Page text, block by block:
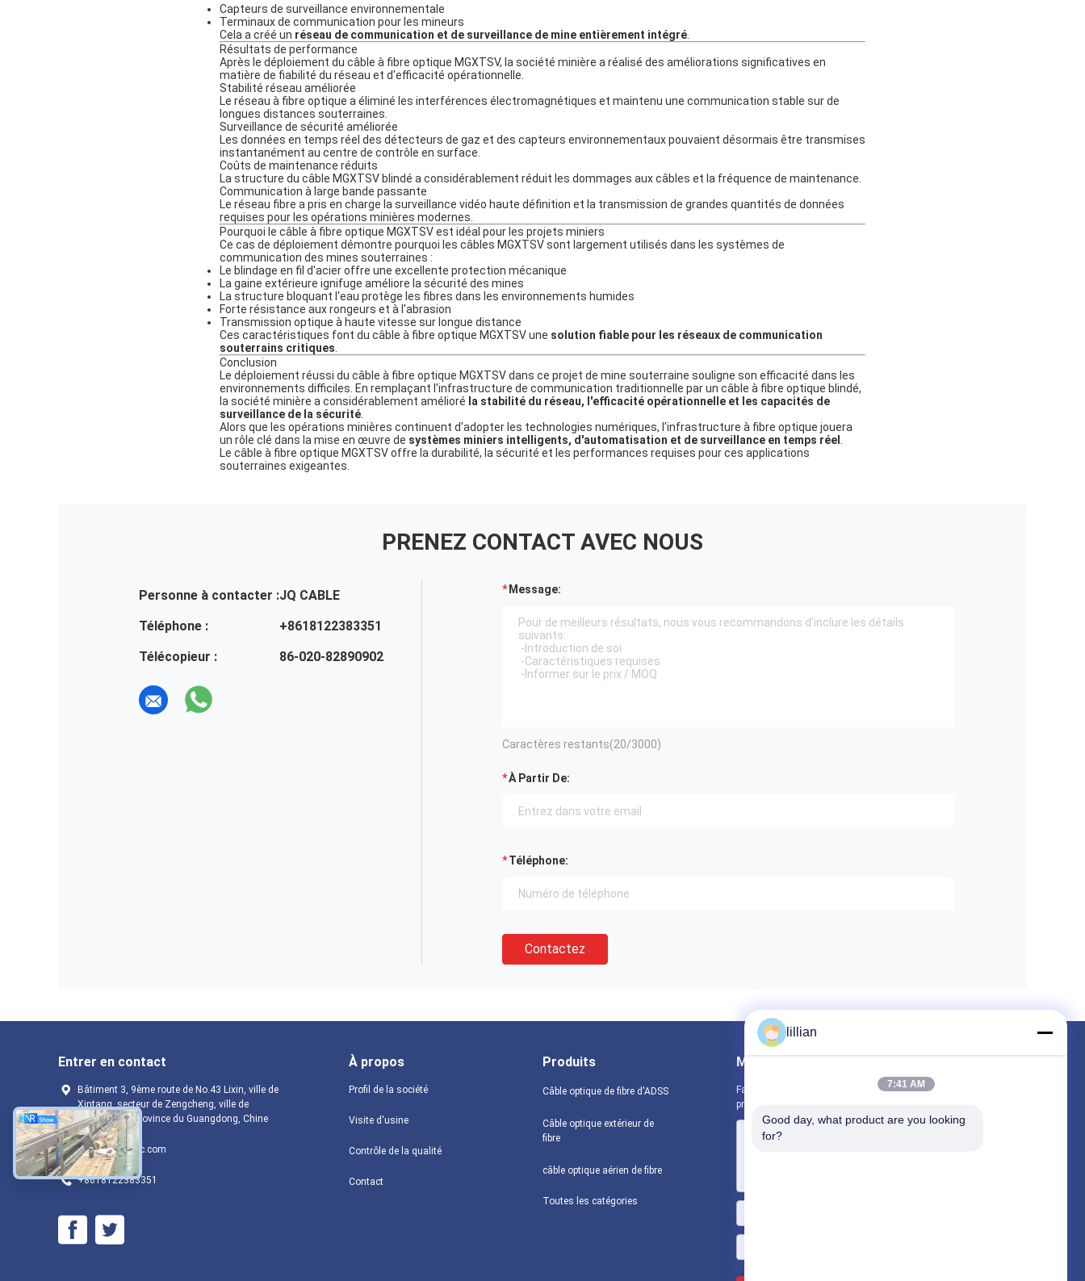
Capteurs de surveillance environnementale
Terminaux de communication pour les mineurs
Cela a créé un réseau de communication et de surveillance de mine entièrement intégré
Résultats de performance
Après le déploiement du câble à fibre optique MGXTSV, la société minière a réalisé des améliorations significatives en
matière de fiabilité du réseau et d'efficacité opérationnelle.
Stabilité réseau améliorée
Le réseau à fibre optique a éliminé les interférences électromagnétiques et maintenu une communication stable sur de
longues distances souterraines.
Surveillance de sécurité améliorée
Les données en temps réel des détecteurs de gaz et des capteurs environnementaux pouvaient désormais être transmises
instantanément au centre de contrôle en surface.
Coûts de maintenance réduits
La structure du câble MGXTSV blindé a considérablement réduit les dommages aux câbles et la fréquence de maintenance.
Communication à large bande passante
Le réseau fibre a pris en charge la surveillance vidéo haute définition et la transmission de grandes quantités de données
requises pour les opérations minières modernes.
Pourquoi le câble à fibre optique MGXTSV est idéal pour les projets miniers
Ce cas de déploiement démontre pourquoi les câbles MGXTSV sont largement utilisés dans les systèmes de
communication des mines souterraines :
Le blindage en fil d'acier offre une excellente protection mécanique
La gaine extérieure ignifuge améliore la sécurité des mines
La structure bloquant l'eau protège les fibres dans les environnements humides
Forte résistance aux rongeurs et à l'abrasion
Transmission optique à haute vitesse sur longue distance
Ces caractéristiques font du câble à fibre optique MGXTSV une solution fiable pour les réseaux de communication
souterrains critiques
Conclusion
Le déploiement réussi du câble à fibre optique MGXTSV dans ce projet de mine souterraine souligne son efficacité dans les
environnements difficiles. En remplaçant l'infrastructure de communication traditionnelle par un câble à fibre optique blindé,
la société minière a considérablement amélioré la stabilité du réseau, l'efficacité opérationnelle et les capacités de
surveillance de la sécurité
Alors que les opérations minières continuent d'adopter les technologies numériques, l'infrastructure à fibre optique jouera
un rôle clé dans la mise en œuvre de systèmes miniers intelligents, d'automatisation et de surveillance en temps réel
Le câble à fibre optique MGXTSV offre la durabilité, la sécurité et les performances requises pour ces applications
souterraines exigeantes.
PRENEZ CONTACT AVEC NOUS
Personne à contacter :JQ CABLE
Téléphone :
+8618122383351
Télécopieur :
86-020-82890902
Message:
Caractères restants(20/3000)
À Partir De:
Téléphone:
Contactez
Entrer en contact
Bâtiment 3, 9ème route de No.43 Lixin, ville de
Xintang, secteur de Zengcheng, ville de
Guangzhou, province du Guangdong, Chine
jiqian@gzjqofc.com
+8618122383351
À propos
Profil de la société
Visite d'usine
Contrôle de la qualité
Contact
Produits
Câble optique de fibre d'ADSS
Câble optique extérieur de
fibre
câble optique aérien de fibre
Toutes les catégories
Mail nous
Faites-nous part de vos besoins. Nous connecterons les meilleurs
produits avec vous.
lillian
7:41 AM
Good day, what product are you looking
for?